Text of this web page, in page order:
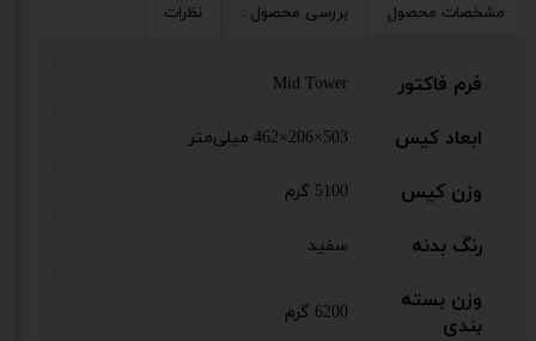
مشخصات محصول بررسی محصول : نظرات
فرم فاکتور Mid Tower
ابعاد کیس 503×206×462 میلی‌متر
وزن کیس 5100 گرم
رنگ بدنه سفید
وزن بسته
بندی
6200 گرم